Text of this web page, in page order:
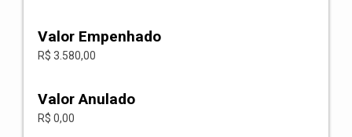
Valor Empenhado
R$ 3.580,00
Valor Anulado
R$ 0,00